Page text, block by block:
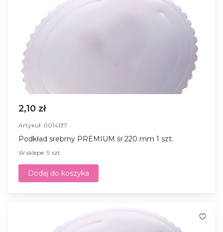
2,10 zł
Artykuł: 0014137
Podkład srebrny PREMIUM śr.220 mm 1 szt.
W sklepe: 9 szt.
Dodaj do koszyka